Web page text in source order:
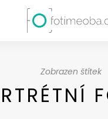
Zobrazen štítek